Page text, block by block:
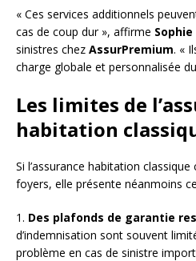
« Ces services additionnels
cas de coup dur », affirme
sinistres chez AssurPremium. «
charge globale et personnalisée
Les limites de
habitation
Si l’assurance habitation
foyers, elle présente néanmoins
1. Des plafonds de garantie
d’indemnisation sont souvent
problème en cas de sinistre